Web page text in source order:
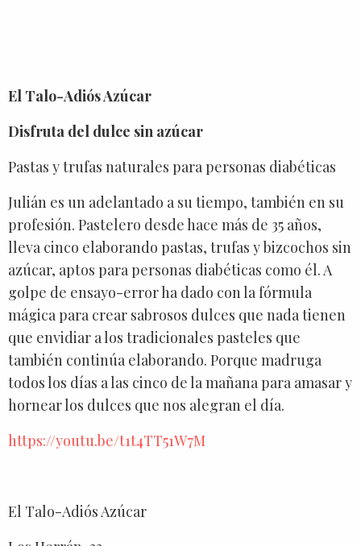
El Talo-Adiós Azúcar
Disfruta del dulce sin azúcar
Pastas y trufas naturales para personas diabéticas
Julián es un adelantado a su tiempo, también en su
profesión. Pastelero desde hace más de 35 años,
lleva cinco elaborando pastas, trufas y bizcochos sin
azúcar, aptos para personas diabéticas como él. A
golpe de ensayo-error ha dado con la fórmula
mágica para crear sabrosos dulces que nada tienen
que envidiar a los tradicionales pasteles que
también continúa elaborando. Porque madruga
todos los días a las cinco de la mañana para amasar y
hornear los dulces que nos alegran el día.
https://youtu.be/t1t4TT51W7M
El Talo-Adiós Azúcar